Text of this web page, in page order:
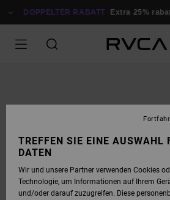
ZUR
DOPPELTER RABATT Extra 25%
TREFFEN SIE EINE AUSWAHL
DATEN
Wir und unsere Partner verwenden Cookies
Technologie, um Informationen auf Ihrem
und/oder darauf zuzugreifen. Diese